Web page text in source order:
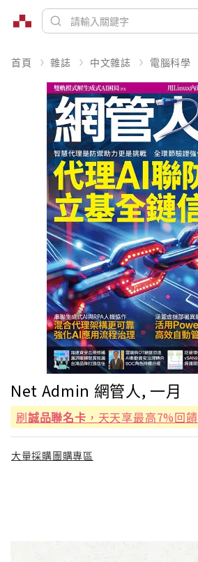
首頁 雜誌 中文雜誌 電腦科學
Net Admin 網管人, 一月
刷誠品聯名卡 ，天天享最高7%回饋
大量採購團購專區